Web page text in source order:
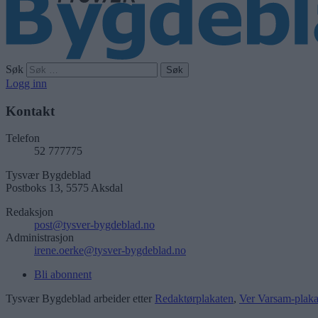
Søk
Logg inn
Kontakt
Telefon
52 777775
Tysvær Bygdeblad
Postboks 13, 5575 Aksdal
Redaksjon
post@tysver-bygdeblad.no
Administrasjon
irene.oerke@tysver-bygdeblad.no
Bli abonnent
Tysvær Bygdeblad arbeider etter Redaktørplakaten, Ver Varsam-